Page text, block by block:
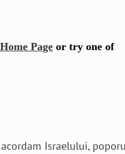
Israelului,